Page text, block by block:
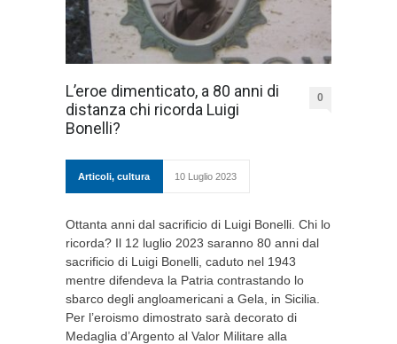
L’eroe dimenticato, a 80 anni di
distanza chi ricorda Luigi
Bonelli?
0
Articoli, cultura 10 Luglio 2023
Ottanta anni dal sacrificio di Luigi Bonelli. Chi lo
ricorda? Il 12 luglio 2023 saranno 80 anni dal
sacrificio di Luigi Bonelli, caduto nel 1943
mentre difendeva la Patria contrastando lo
sbarco degli angloamericani a Gela, in Sicilia.
Per l’eroismo dimostrato sarà decorato di
Medaglia d’Argento al Valor Militare alla